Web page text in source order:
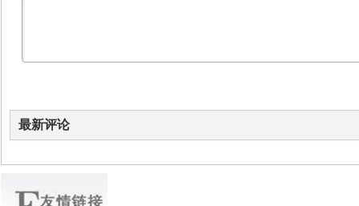
最新评论